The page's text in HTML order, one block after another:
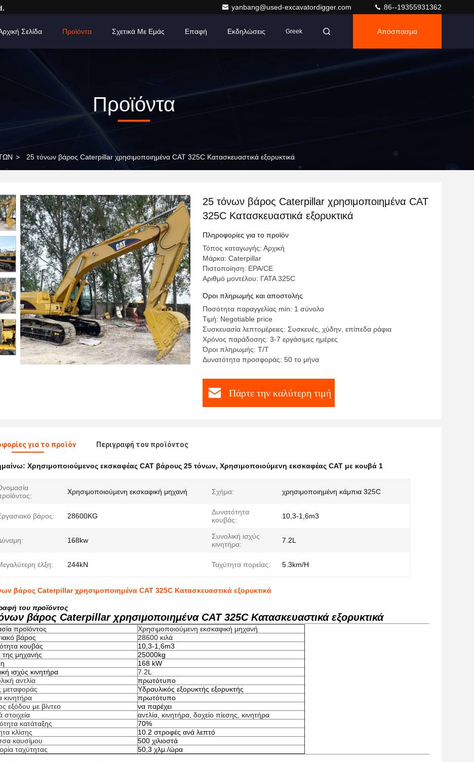
yanbang@used-excavatordigger.com 86--19355931362
Σελίδα Προϊόντα Σχετικά Με Εμάς Επαφή Εκδηλώσεις Greek Απόσπασμα
Προϊόντα
> 25 τόνων βάρος Caterpillar χρησιμοποιημένα CAT 325C Κατασκευαστικά εξορυκτικά
25 τόνων βάρος Caterpillar χρησιμοποιημένα CAT
325C Κατασκευαστικά εξορυκτικά
Πληροφορίες για το προϊόν
Τόπος καταγωγής: Αρχική
Μάρκα: Caterpillar
Πιστοποίηση: EPA/CE
Αριθμό μοντέλου: ΓΑΤΑ 325C
Όροι πληρωμής και αποστολής
Ποσότητα παραγγελίας min: 1 σύνολο
Τιμή: Negotiable price
Συσκευασία λεπτομέρειες: Συσκευές, χύδην, επίπεδα ράφια
Χρόνος παράδοσης: 3-7 εργάσιμες ημέρες
Όροι πληρωμής: Τ/Τ
Δυνατότητα προσφοράς: 50 το μήνα
Πάρτε την καλύτερη τιμή
για το προϊόν Περιγραφή του προϊόντος
Χρησιμοποιούμενος εκσκαφέας CAT βάρους 25 τόνων, Χρησιμοποιούμενη εκσκαφέας CAT με κουβά 1
Χρησιμοποιούμενη εκσκαφική μηχανή Σχήμα: χρησιμοποιημένη κάμπια 325C
βάρος: 28600KG
Δυνατότητα
κουβάς:
10,3-1,6m3
168kw
Συνολική ισχύς
κινητήρα:
7.2L
έλξη: 244kN Ταχύτητα πορείας: 5.3km/H
βάρος Caterpillar χρησιμοποιημένα CAT 325C Κατασκευαστικά εξορυκτικά
του προϊόντος
βάρος Caterpillar χρησιμοποιημένα CAT 325C Κατασκευαστικά εξορυκτικά
προϊόντος
Χρησιμοποιούμενη εκσκαφική μηχανή
βάρος
28600 κιλά
κουβάς
10,3-1,6m3
της μηχανής
25000kg
168 kW
ισχύς κινητήρα
7.2L
αντλία
πρωτότυπο
μεταφοράς
Υδραυλικός εξορυκτής εξορυκτής
πρωτότυπο
εξόδου με βίντεο
να παρέχει
στοιχεία
αντλία, κινητήρα, δοχείο πίεσης, κινητήρα
κατάταξης
70%
κλίσης
10.2 στροφές ανά λεπτό
καυσίμου
500 χιλιοστά
ταχύτητας
50,3 χλμ./ώρα